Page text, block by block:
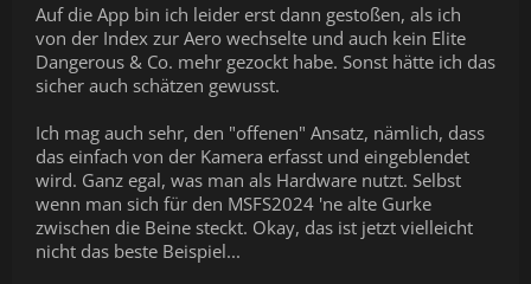
Auf die App bin ich leider erst dann gestoßen, als ich
von der Index zur Aero wechselte und auch kein Elite
Dangerous & Co. mehr gezockt habe. Sonst hätte ich das
sicher auch schätzen gewusst.
Ich mag auch sehr, den "offenen" Ansatz, nämlich, dass
das einfach von der Kamera erfasst und eingeblendet
wird. Ganz egal, was man als Hardware nutzt. Selbst
wenn man sich für den MSFS2024 'ne alte Gurke
zwischen die Beine steckt. Okay, das ist jetzt vielleicht
nicht das beste Beispiel...